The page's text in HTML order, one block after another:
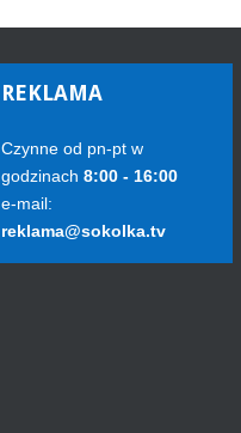
REKLAMA
Czynne od pn-pt w
godzinach 8:00 - 16:00
e-mail:
reklama@sokolka.tv